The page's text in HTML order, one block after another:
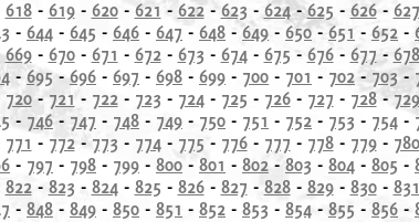
618- 619- 620- 621 - 622- 623 - 624-625 - 626- 627
- 644 - 645 - 646 - 647 - 648 -649 - 650- 651 - 652 -
669- 670- 671 - 672- 673 - 674- 675 - 676- 677 - 678
- 695-696 - 697 - 698 - 699 - 700 - 701 - 702 -703-
720- 721 - 722- 723 - 724- 725 - 726- 727 - 728- 729
- 746 - 747 - 748 - 749 - 750 - 751 - 752 - 753 - 754 -
771 - 772- 773 - 774- 775 - 776- 777 - 778- 779- 780
- 797 - 798 - 799 - 800 - 801 - 802 - 803 - 804 - 805 -
822- 823 - 824- 825 - 826- 827 - 828- 829- 830- 831
- 848 - 849 - 850 - 851 - 852 - 853 - 854 - 855 - 856 -